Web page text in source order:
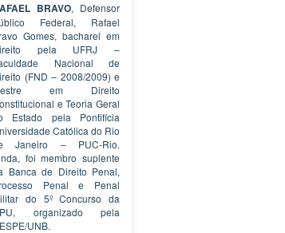
BRAVO, Defensor
Federal, Rafael
Gomes, bacharel em
pela UFRJ –
Nacional de
(FND – 2008/2009) e
em Direito
e Teoria Geral
Estado pela Pontifícia
Católica do Rio
Janeiro – PUC-Rio.
foi membro suplente
Banca de Direito Penal,
Penal e Penal
do 5º Concurso da
organizado pela
UNB.